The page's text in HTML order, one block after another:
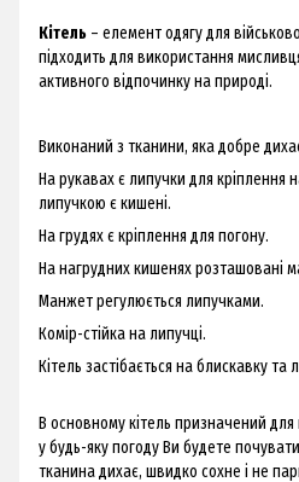
Кітель – елемент одягу для
підходить для використання
активного відпочинку на природі.
Виконаний з тканини, яка добре
На рукавах є липучки для кріплення
липучкою є кишені.
На грудях є кріплення для погону.
На нагрудних кишенях розташовані
Манжет регулюється липучками.
Комір-стійка на липучці.
Кітель застібається на блискавку та
В основному кітель призначений
у будь-яку погоду Ви будете
тканина дихає, швидко сохне і не